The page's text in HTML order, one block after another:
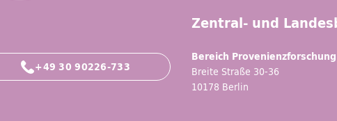
Zentral- und
+49 30 90226-733
Bereich Provenienzforschung
Breite Straße 30-36
10178 Berlin